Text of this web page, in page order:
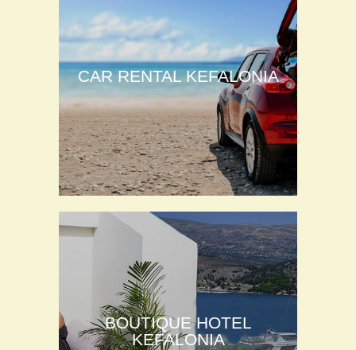
CAR RENTAL KEFALONIA
BOUTIQUE HOTEL
KEFALONIA